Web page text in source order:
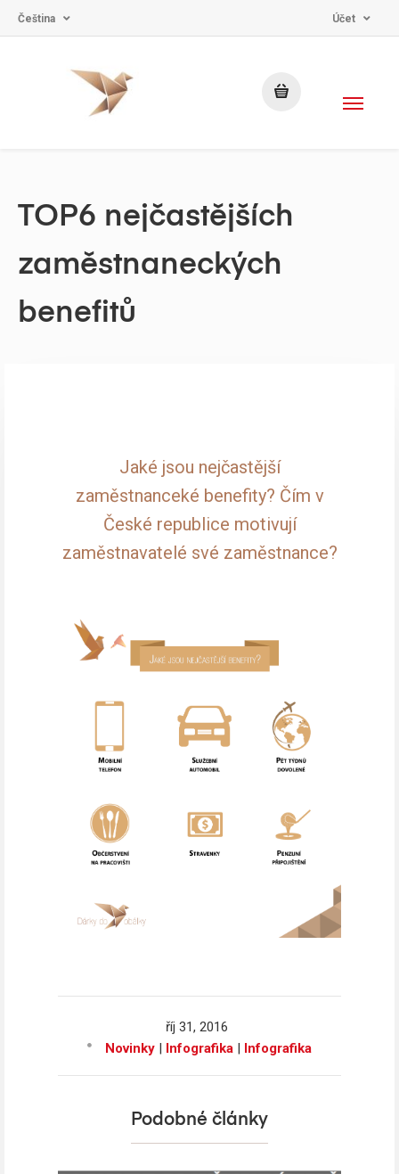
Čeština Účet
TOP6 nejčastějších
zaměstnaneckých
benefitů
Jaké jsou nejčastější
zaměstnanceké benefity? Čím v
České republice motivují
zaměstnavatelé své zaměstnance?
říj 31, 2016
Novinky | Infografika | Infografika
Podobné články